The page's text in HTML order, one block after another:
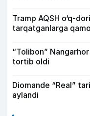
Tramp AQSH o‘q-
tarqatganlarga
“Tolibon”
tortib oldi
Diomande “Real”
aylandi